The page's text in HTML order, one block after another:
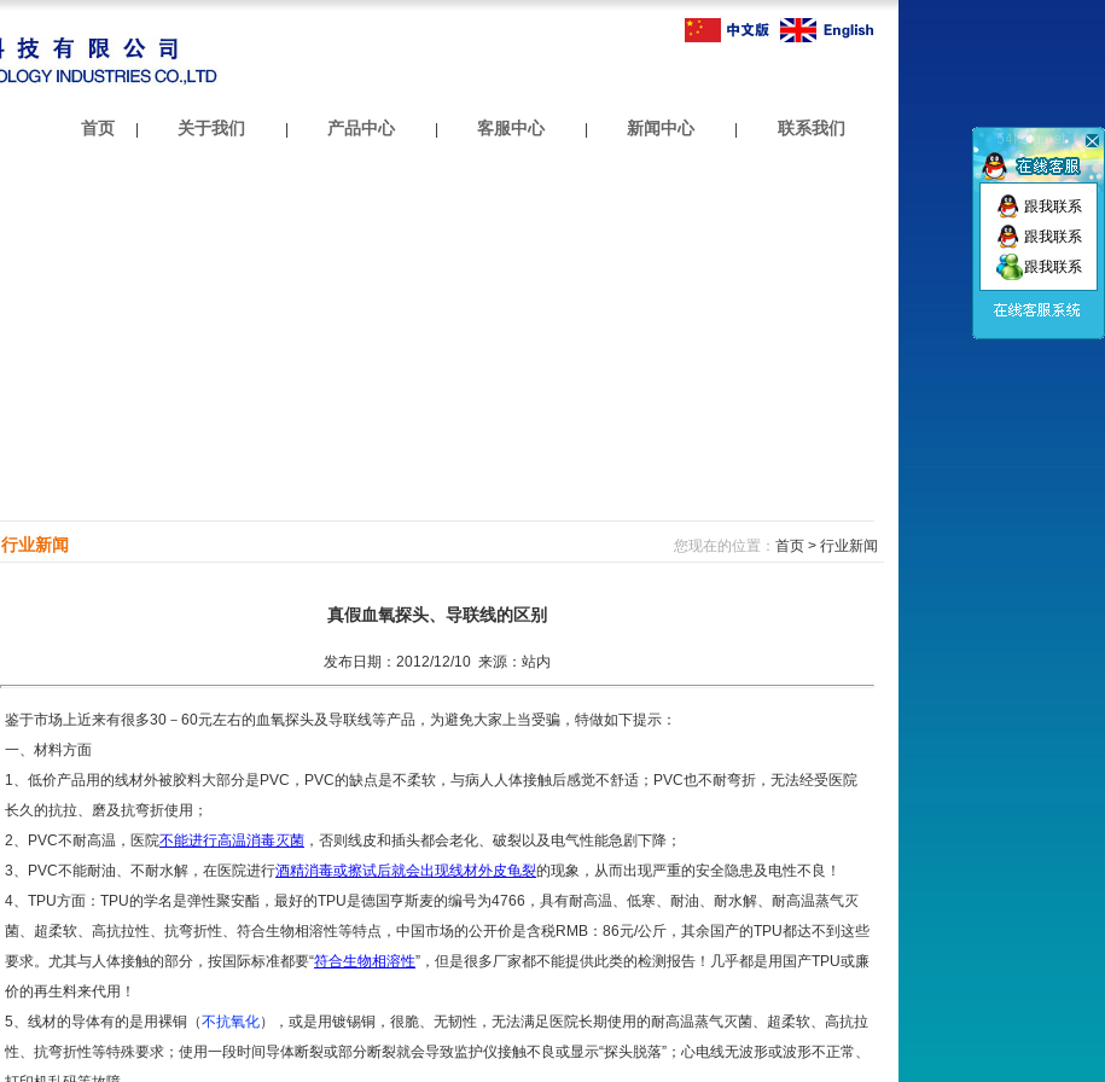
跟我联系
跟我联系
跟我联系
首页 关于我们 产品中心 客服中心 新闻中心 联系我们
行业新闻 您现在的位置： 首页 > 行业新闻
真假血氧探头、导联线的区别
发布日期：2012/12/10 来源：站内
鉴于市场上近来有很多30－60元左右的血氧探头及导联线等产品，为避免大家上当受骗，特做如下提示：
一、材料方面
1、低价产品用的线材外被胶料大部分是PVC，PVC的缺点是不柔软，与病人人体接触后感觉不舒适；PVC也不耐弯折，无法经受医院
长久的抗拉、磨及抗弯折使用；
2、PVC不耐高温，医院不能进行高温消毒灭菌 ，否则线皮和插头都会老化、破裂以及电气性能急剧下降；
3、PVC不能耐油、不耐水解，在医院进行酒精消毒或擦试后就会出现线材外皮龟裂的现象，从而出现严重的安全隐患及电性不良！
4、TPU方面：TPU的学名是弹性聚安酯，最好的TPU是德国亨斯麦的编号为4766，具有耐高温、低寒、耐油、耐水解、耐高温蒸气灭
菌、超柔软、高抗拉性、抗弯折性、符合生物相溶性等特点，中国市场的公开价是含税RMB：86元/公斤，其余国产的TPU都达不到这些
要求。尤其与人体接触的部分，按国际标准都要“符合生物相溶性”，但是很多厂家都不能提供此类的检测报告！几乎都是用国产TPU或廉
价的再生料来代用！
5、线材的导体有的是用裸铜（不抗氧化），或是用镀锡铜，很脆、无韧性，无法满足医院长期使用的耐高温蒸气灭菌、超柔软、高抗拉
性、抗弯折性等特殊要求；使用一段时间导体断裂或部分断裂就会导致监护仪接触不良或显示“探头脱落”；心电线无波形或波形不正常、